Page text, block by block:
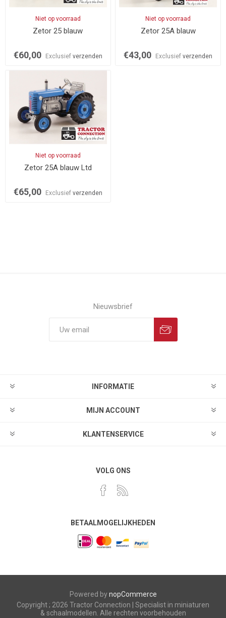
Niet op voorraad
Zetor 25 blauw
€60,00 Exclusief verzenden
Niet op voorraad
Zetor 25A blauw
€43,00 Exclusiefverzenden
Niet op voorraad
Zetor 25A blauw Ltd
€65,00 Exclusief verzenden
Nieuwsbrief
INFORMATIE
MIJN ACCOUNT
KLANTENSERVICE
VOLG ONS
BETAALMOGELIJKHEDEN
Powered bynopCommerce
Copyright ; 2026 Tractor Connection | Specialist in miniaturen
& schaalmodellen. Alle rechten voorbehouden